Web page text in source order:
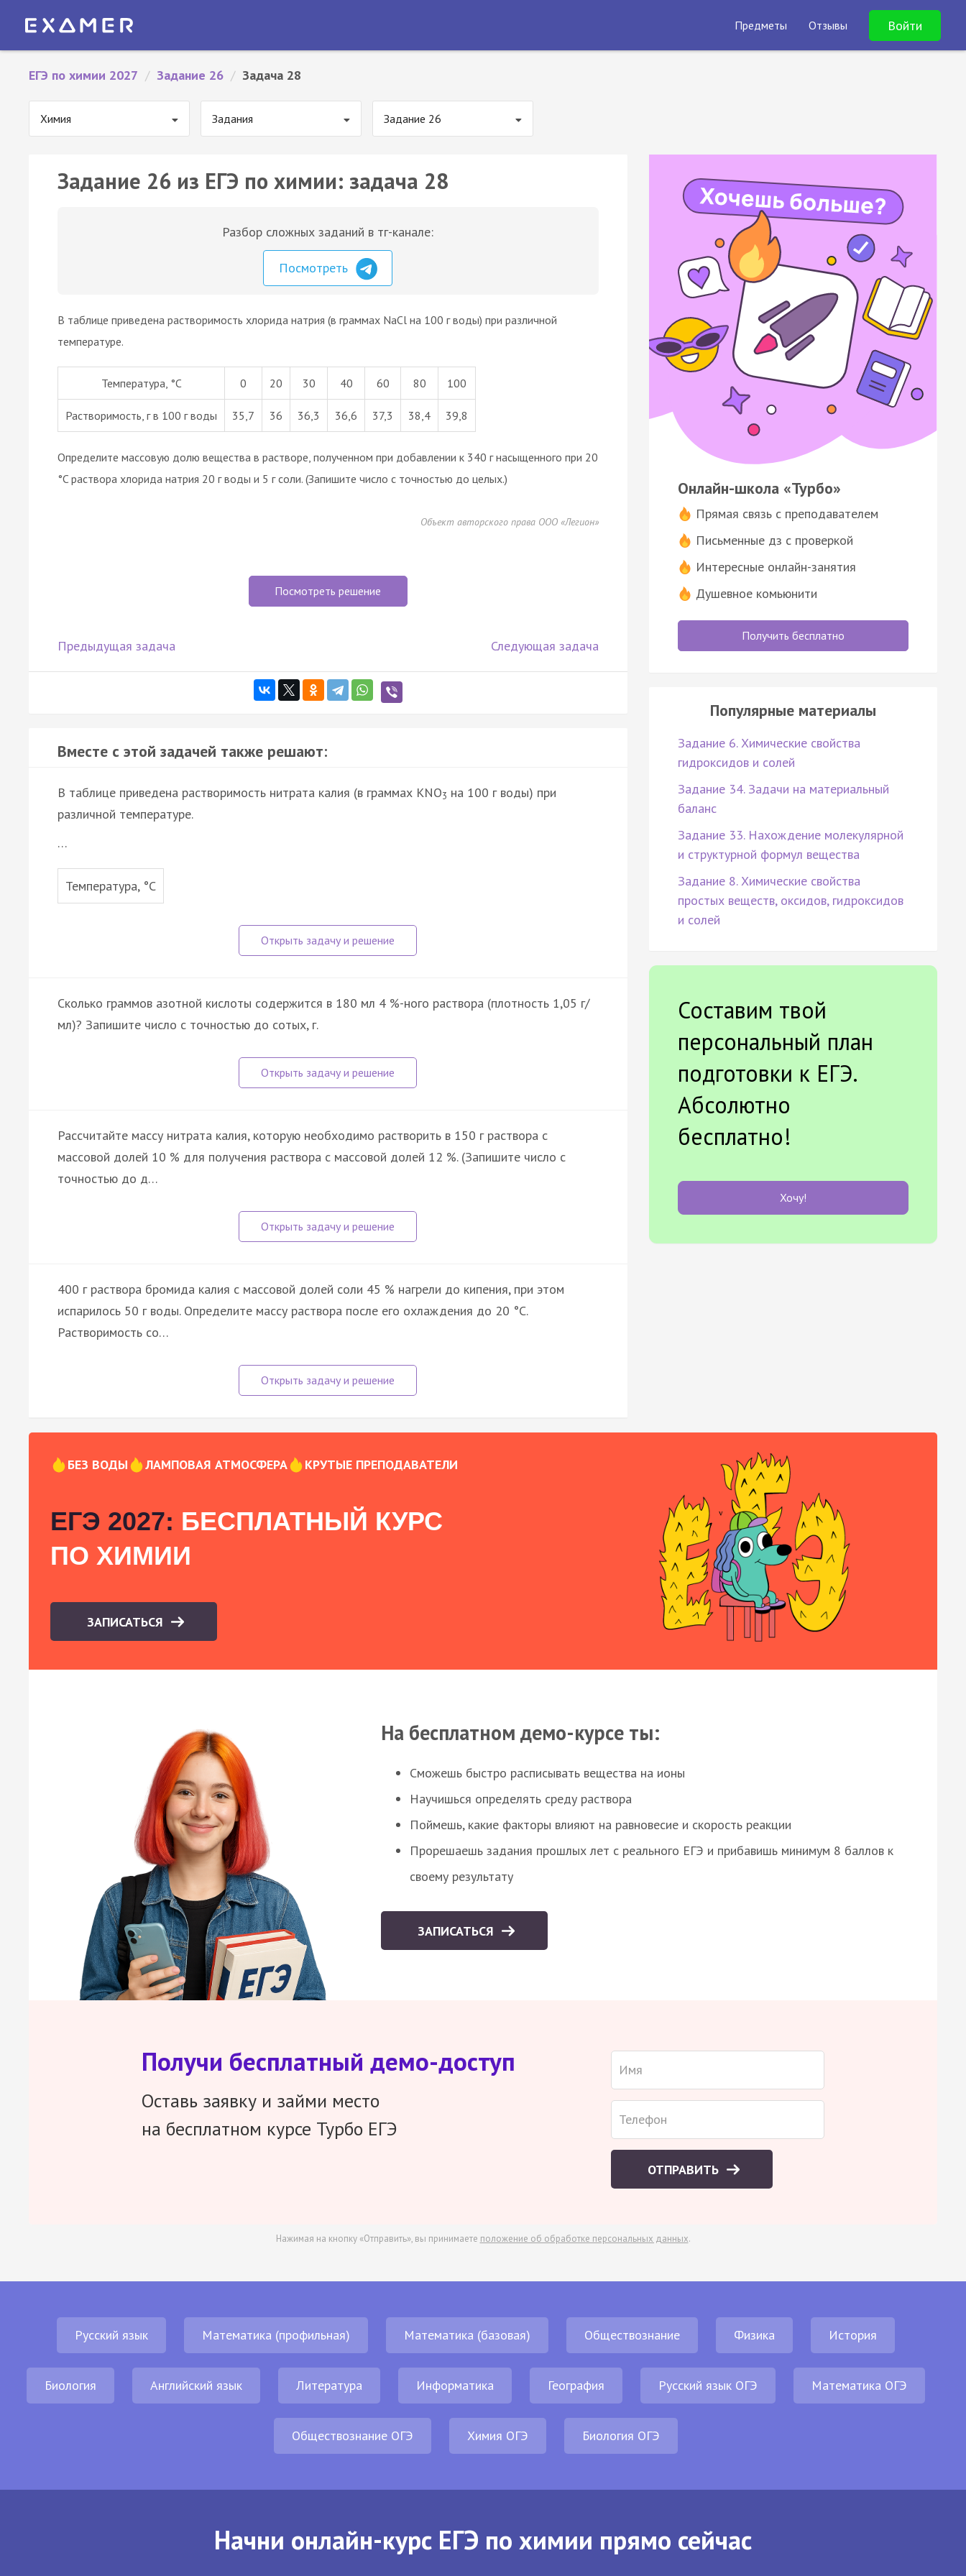
Предметы Отзывы Войти
ЕГЭ по химии 2027 / Задание 26 / Задача 28
Химия Задания Задание 26
Задание 26 из ЕГЭ по химии: задача 28
Разбор сложных заданий в тг-канале:
Посмотреть
В таблице приведена растворимость хлорида натрия (в граммах NaCl на 100 г воды) при различной
температуре.
Температура, °С 0 20 30 40 60 80 100
Растворимость, г в 100 г воды 35,7 36 36,3 36,6 37,3 38,4 39,8
Определите массовую долю вещества в растворе, полученном при добавлении к 340 г насыщенного при 20
°C раствора хлорида натрия 20 г воды и 5 г соли. (Запишите число с точностью до целых.)
Объект авторского права ООО «Легион»
Посмотреть решение
Предыдущая задача Следующая задача
Вместе с этой задачей также решают:
В таблице приведена растворимость нитрата калия (в граммах KNO3 на 100 г воды) при
различной температуре.
…
Температура, °С
Сколько граммов азотной кислоты содержится в 180 мл 4 %-ного раствора (плотность 1,05 г/
мл)? Запишите число с точностью до сотых, г.
Рассчитайте массу нитрата калия, которую необходимо растворить в 150 г раствора с
массовой долей 10 % для получения раствора с массовой долей 12 %. (Запишите число с
точностью до д…
400 г раствора бромида калия с массовой долей соли 45 % нагрели до кипения, при этом
испарилось 50 г воды. Определите массу раствора после его охлаждения до 20 °C.
Растворимость со…
Онлайн-школа «Турбо»
Прямая связь с преподавателем
Письменные дз с проверкой
Интересные онлайн-занятия
Душевное комьюнити
Получить бесплатно
Популярные материалы
Задание 6. Химические свойства
гидроксидов и солей
Задание 34. Задачи на материальный
баланс
Задание 33. Нахождение молекулярной
и структурной формул вещества
Задание 8. Химические свойства
простых веществ, оксидов, гидроксидов
и солей
Составим твой
персональный план
подготовки к ЕГЭ.
Абсолютно
бесплатно!
Хочу!
БЕЗ ВОДЫ ЛАМПОВАЯ АТМОСФЕРА КРУТЫЕ ПРЕПОДАВАТЕЛИ
ЕГЭ 2027: БЕСПЛАТНЫЙ КУРС
ПО ХИМИИ
ЗАПИСАТЬСЯ
На бесплатном демо-курсе ты:
Сможешь быстро расписывать вещества на ионы
Научишься определять среду раствора
Поймешь, какие факторы влияют на равновесие и скорость реакции
Прорешаешь задания прошлых лет с реального ЕГЭ и прибавишь минимум 8 баллов к
своему результату
ЗАПИСАТЬСЯ
Получи бесплатный демо-доступ
Оставь заявку и займи место
на бесплатном курсе Турбо ЕГЭ
ОТПРАВИТЬ
Нажимая на кнопку «Отправить», вы принимаете положение об обработке персональных данных.
Русский язык Математика (профильная) Математика (базовая) Обществознание Физика История
Биология Английский язык Литература Информатика География Русский язык ОГЭ Математика ОГЭ
Обществознание ОГЭ Химия ОГЭ Биология ОГЭ
Начни онлайн-курс ЕГЭ по химии прямо сейчас